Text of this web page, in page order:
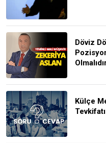
Döviz
Külçe
Tevkifatı